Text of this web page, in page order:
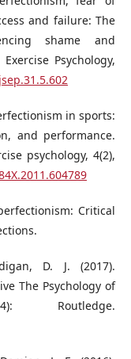
and failure: The
shame and
Psychology,
in sports:
and performance.
psychology, 4(2),
Critical
D. J. (2017).
The Psychology of
Routledge.